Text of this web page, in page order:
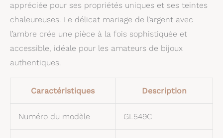
appréciée pour ses propriétés uniques et ses teintes
chaleureuses. Le délicat mariage de l’argent avec
l’ambre crée une pièce à la fois sophistiquée et
accessible, idéale pour les amateurs de bijoux
authentiques.
Caractéristiques Description
Numéro du modèle GL549C